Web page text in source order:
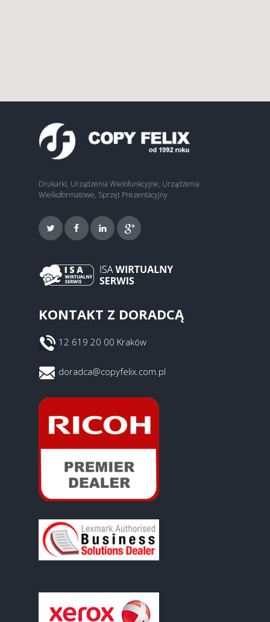
Drukarki, Urządzenia Wielofunkcyjne, Urządzenia
Wielkoformatowe, Sprzęt Prezentacyjny
KONTAKT Z DORADCĄ
12 619 20 00 Kraków
doradca@copyfelix.com.pl